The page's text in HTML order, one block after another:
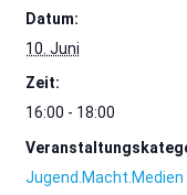
Datum:
10. Juni
Zeit:
16:00 - 18:00
Jugend.Macht.Medien